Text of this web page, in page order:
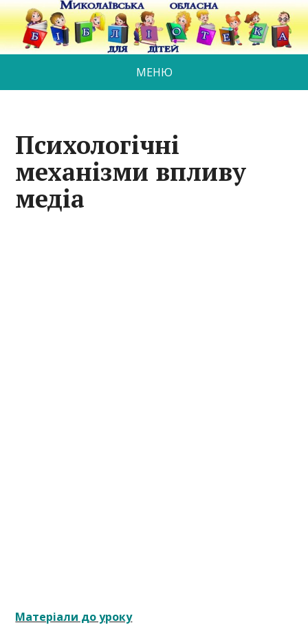
МЕНЮ
Психологічні
механізми впливу
медіа
Матеріали до уроку